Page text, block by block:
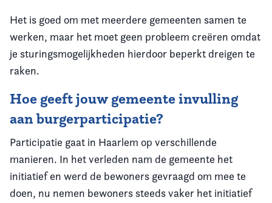
Het is goed om met meerdere gemeenten samen te
werken, maar het moet geen probleem creëren omdat
je sturingsmogelijkheden hierdoor beperkt dreigen te
raken.
Hoe geeft jouw gemeente invulling
aan burgerparticipatie?
Participatie gaat in Haarlem op verschillende
manieren. In het verleden nam de gemeente het
initiatief en werd de bewoners gevraagd om mee te
doen, nu nemen bewoners steeds vaker het initiatief